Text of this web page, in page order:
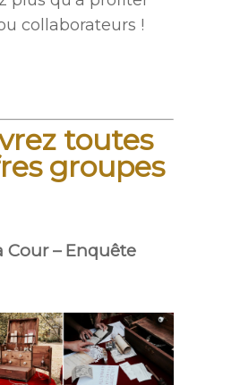
collaborateurs !
toutes
groupes
Cour – Enquête